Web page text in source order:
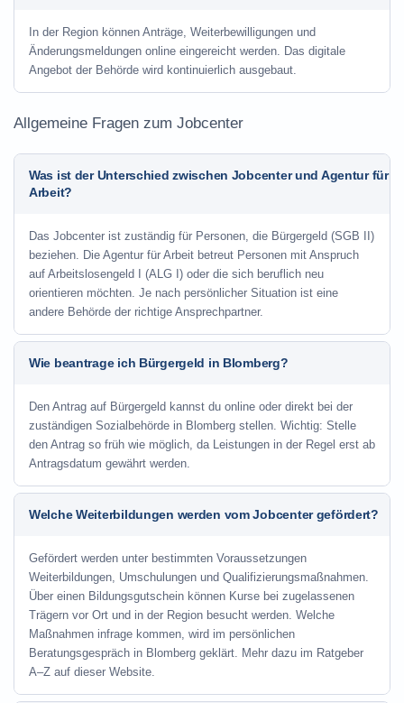
In der Region können Anträge, Weiterbewilligungen und
Änderungsmeldungen online eingereicht werden. Das digitale
Angebot der Behörde wird kontinuierlich ausgebaut.
Allgemeine Fragen zum Jobcenter
Was ist der Unterschied zwischen Jobcenter und Agentur für
Arbeit?
Das Jobcenter ist zuständig für Personen, die Bürgergeld (SGB II)
beziehen. Die Agentur für Arbeit betreut Personen mit Anspruch
auf Arbeitslosengeld I (ALG I) oder die sich beruflich neu
orientieren möchten. Je nach persönlicher Situation ist eine
andere Behörde der richtige Ansprechpartner.
Wie beantrage ich Bürgergeld in Blomberg?
Den Antrag auf Bürgergeld kannst du online oder direkt bei der
zuständigen Sozialbehörde in Blomberg stellen. Wichtig: Stelle
den Antrag so früh wie möglich, da Leistungen in der Regel erst ab
Antragsdatum gewährt werden.
Welche Weiterbildungen werden vom Jobcenter gefördert?
Gefördert werden unter bestimmten Voraussetzungen
Weiterbildungen, Umschulungen und Qualifizierungsmaßnahmen.
Über einen Bildungsgutschein können Kurse bei zugelassenen
Trägern vor Ort und in der Region besucht werden. Welche
Maßnahmen infrage kommen, wird im persönlichen
Beratungsgespräch in Blomberg geklärt. Mehr dazu im Ratgeber
A–Z auf dieser Website.